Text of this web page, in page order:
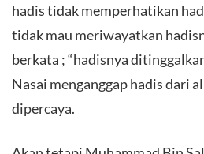
hadis tidak memperhatikan
tidak mau meriwayatkan
berkata ; “hadisnya
Nasai menganggap hadis dari
dipercaya.